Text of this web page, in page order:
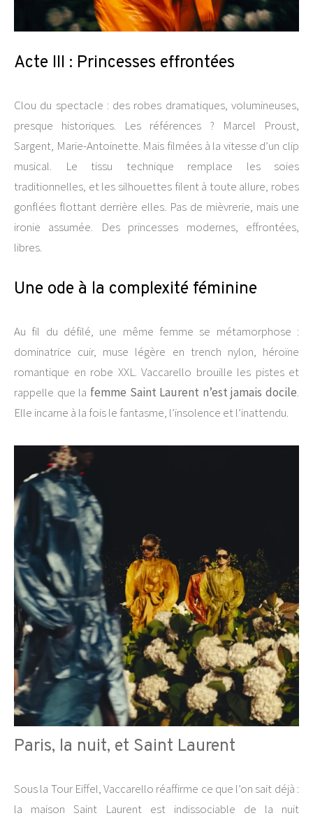
Acte III : Princesses effrontées
Clou du spectacle : des robes dramatiques, volumineuses,
presque historiques. Les références ? Marcel Proust,
Sargent, Marie-Antoinette. Mais filmées à la vitesse d’un clip
musical. Le tissu technique remplace les soies
traditionnelles, et les silhouettes filent à toute allure, robes
gonflées flottant derrière elles. Pas de mièvrerie, mais une
ironie assumée. Des princesses modernes, effrontées,
libres.
Une ode à la complexité féminine
Au fil du défilé, une même femme se métamorphose :
dominatrice cuir, muse légère en trench nylon, héroïne
romantique en robe XXL. Vaccarello brouille les pistes et
rappelle que la femme Saint Laurent n’est jamais docile.
Elle incarne à la fois le fantasme, l’insolence et l’inattendu.
Paris, la nuit, et Saint Laurent
Sous la Tour Eiffel, Vaccarello réaffirme ce que l’on sait déjà :
la maison Saint Laurent est indissociable de la nuit